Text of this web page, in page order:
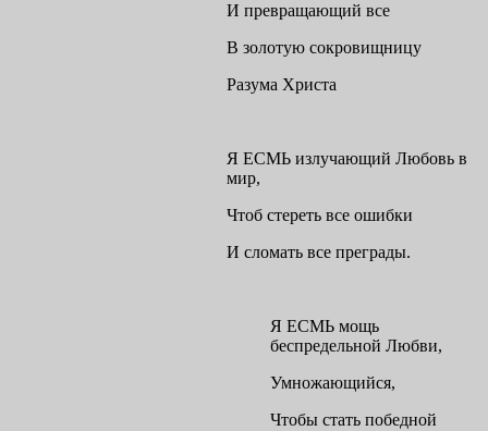
И превращающий все
В золотую сокровищницу
Разума Христа
Я ЕСМЬ излучающий Любовь в
мир,
Чтоб стереть все ошибки
И сломать все преграды.
Я ЕСМЬ мощь
беспредельной Любви,
Умножающийся,
Чтобы стать победной